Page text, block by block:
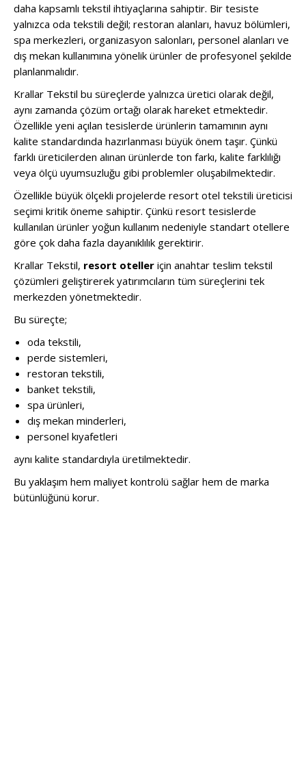
daha kapsamlı tekstil ihtiyaçlarına sahiptir. Bir tesiste
yalnızca oda tekstili değil; restoran alanları, havuz bölümleri,
spa merkezleri, organizasyon salonları, personel alanları ve
dış mekan kullanımına yönelik ürünler de profesyonel şekilde
planlanmalıdır.
Krallar Tekstil bu süreçlerde yalnızca üretici olarak değil,
aynı zamanda çözüm ortağı olarak hareket etmektedir.
Özellikle yeni açılan tesislerde ürünlerin tamamının aynı
kalite standardında hazırlanması büyük önem taşır. Çünkü
farklı üreticilerden alınan ürünlerde ton farkı, kalite farklılığı
veya ölçü uyumsuzluğu gibi problemler oluşabilmektedir.
Özellikle büyük ölçekli projelerde resort otel tekstili üreticisi
seçimi kritik öneme sahiptir. Çünkü resort tesislerde
kullanılan ürünler yoğun kullanım nedeniyle standart otellere
göre çok daha fazla dayanıklılık gerektirir.
Krallar Tekstil, resort oteller için anahtar teslim tekstil
çözümleri geliştirerek yatırımcıların tüm süreçlerini tek
merkezden yönetmektedir.
Bu süreçte;
oda tekstili,
perde sistemleri,
restoran tekstili,
banket tekstili,
spa ürünleri,
dış mekan minderleri,
personel kıyafetleri
aynı kalite standardıyla üretilmektedir.
Bu yaklaşım hem maliyet kontrolü sağlar hem de marka
bütünlüğünü korur.